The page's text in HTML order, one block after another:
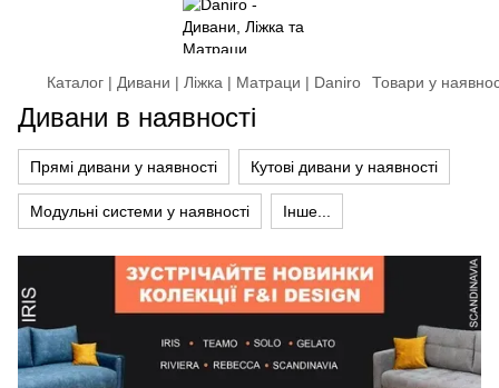
Каталог | Дивани | Ліжка | Матраци | Daniro Товари у
Дивани в наявності
Прямі дивани у наявності Кутові дивани у наявності
Модульні системи у наявності Інше...